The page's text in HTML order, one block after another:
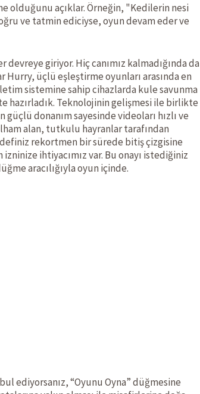
olduğunu açıklar. Örneğin, "Kedilerin nesi
ve tatmin ediciyse, oyun devam eder ve
giriyor. Hiç canımız kalmadığında da
Hurry, üçlü eşleştirme oyunları arasında en
sistemine sahip cihazlarda kule savunma
hazırladık. Teknolojinin gelişmesi ile birlikte
donanım sayesinde videoları hızlı ve
alan, tutkulu hayranlar tarafından
rekortmen bir sürede bitiş çizgisine
ihtiyacımız var. Bu onayı istediğiniz
aracılığıyla oyun içinde.
ediyorsanız, “Oyunu Oyna” düğmesine